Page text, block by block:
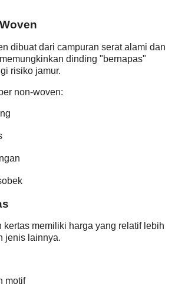
dibuat dari campuran serat alami dan
dinding "bernapas"
risiko jamur.
non-woven:
kertas memiliki harga yang relatif lebih
jenis lainnya.
motif